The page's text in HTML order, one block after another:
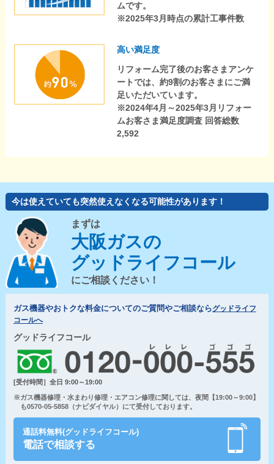
ムです。
※2025年3月時点の累計工事件数
高い満足度
リフォーム完了後のお客さまアンケ
ートでは、約9割のお客さまにご満
足いただいています。
※2024年4月～2025年3月リフォー
ムお客さま満足度調査 回答総数
2,592
今は使えていても突然使えなくなる可能性があります！
まずは
大阪ガスの
グッドライフコール
にご相談ください！
ガス機器やおトクな料金についてのご質問やご相談ならグッドライフ
コールへ
グッドライフコール
[受付時間］全日 9:00～19:00
※ガス機器修理・水まわり修理・エアコン修理に関しては、夜間【19:00～9:00】
も0570-05-5858（ナビダイヤル）にて受付しております。
通話料無料(グッドライフコール)
電話で相談する